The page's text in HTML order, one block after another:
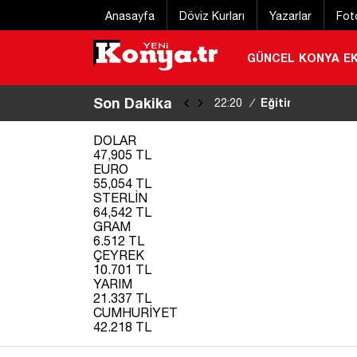
Anasayfa Döviz Kurları Yazarlar
GÜNCEL KONYA
Son Dakika 22:20 / Eğitim uçağı
DOLAR
47,905 TL
EURO
55,054 TL
STERLİN
64,542 TL
GRAM
6.512 TL
ÇEYREK
10.701 TL
YARIM
21.337 TL
CUMHURİYET
42.218 TL